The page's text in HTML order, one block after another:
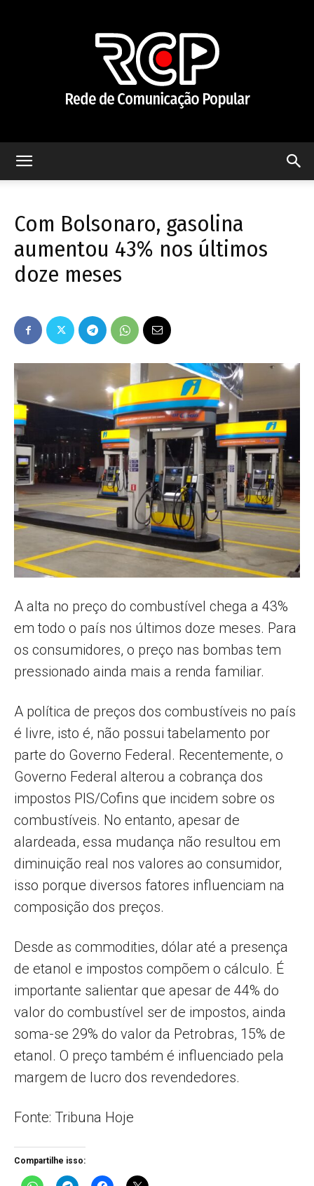
de
Popular
–
AL
Com Bolsonaro, gasolina
aumentou 43% nos últimos
doze meses
A alta no preço do combustível chega a 43%
em todo o país nos últimos doze meses. Para
os consumidores, o preço nas bombas tem
pressionado ainda mais a renda familiar.
A política de preços dos combustíveis no país
é livre, isto é, não possui tabelamento por
parte do Governo Federal. Recentemente, o
Governo Federal alterou a cobrança dos
impostos PIS/Cofins que incidem sobre os
combustíveis. No entanto, apesar de
alardeada, essa mudança não resultou em
diminuição real nos valores ao consumidor,
isso porque diversos fatores influenciam na
composição dos preços.
Desde as commodities, dólar até a presença
de etanol e impostos compõem o cálculo. É
importante salientar que apesar de 44% do
valor do combustível ser de impostos, ainda
soma-se 29% do valor da Petrobras, 15% de
etanol. O preço também é influenciado pela
margem de lucro dos revendedores.
Fonte: Tribuna Hoje
Compartilhe isso: